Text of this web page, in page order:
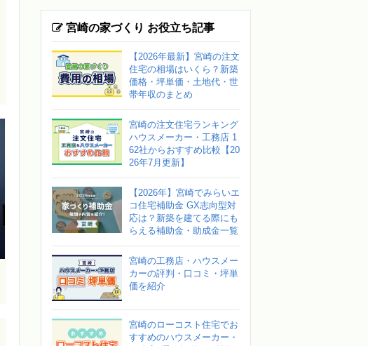
宮崎の家づくり お役立ち記事
【2026年最新】宮崎の注文
住宅の相場はいくら？新築
価格・坪単価・土地代・世
帯年収のまとめ
宮崎の注文住宅ランキング
ハウスメーカー・工務店 1
62社からおすすめ比較【20
26年7月更新】
【2026年】宮崎でみらいエ
コ住宅補助金 GX志向型対
応は？新築を建てる際にも
らえる補助金・助成金一覧
宮崎の工務店・ハウスメー
カーの評判・口コミ・坪単
価を紹介
宮崎のローコスト住宅でお
すすめのハウスメーカー・